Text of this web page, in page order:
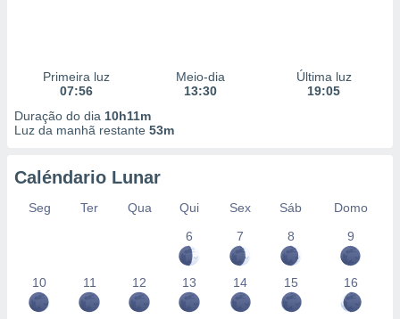
Primeira luz
07:56
Meio-dia
13:30
Última luz
19:05
Duração do dia 10h11m
Luz da manhã restante 53m
Caléndario Lunar
Seg Ter Qua Qui Sex Sáb
Domo
6
7 8 9
10 11 12 13 14 15 16